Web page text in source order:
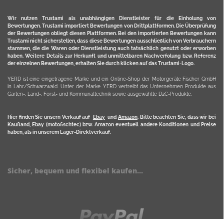
Wir nutzen Trustami als unabhängigen Dienstleister für die Einholung von
Bewertungen. Trustami importiert Bewertungen von Drittplattformen. Die Überprüfung
der Bewertungen obliegt diesen Plattformen. Bei den importierten Bewertungen kann
Trustami nicht sicherstellen, dass diese Bewertungen ausschließlich von Verbrauchern
stammen, die die Waren oder Dienstleistung auch tatsächlich genutzt oder erworben
haben. Weitere Details zur Herkunft und unmittelbaren Nachverfolung bzw. Referenz
der einzelnen Bewertungen, erhalten Sie durch klicken auf das Trustami-Logo.
YERD ist eine eingetragene Marke und ein Online-Shop der Motorgeräte Fischer GmbH
in Lahr/Schwarzwald. Unter der Marke YERD vertreibt das Unternehmen Produkte aus
Garten-, Land-, Forst- und Kommunaltechnik sowie ausgewählte D2C-Produkte.
Hier finden Sie unsern Verkauf auf Ebayund Amazon. Bitte beachten Sie, dass wir bei
Kaufland, Ebay (motofischtec) bzw. Amazon eventuell andere Konditionen und Preise
haben, als in unserem Lager-Direktverkauf.
Sicher, bequem und flexibel kaufen...